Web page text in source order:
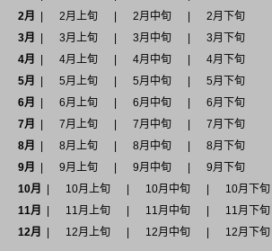
2月
2月上旬 2月中旬
2月下旬
3月
3月上旬 3月中旬
3月下旬
4月
4月上旬 4月中旬
4月下旬
5月
5月上旬 5月中旬
5月下旬
6月
6月上旬 6月中旬
6月下旬
7月
7月上旬 7月中旬
7月下旬
8月
8月上旬 8月中旬
8月下旬
9月
9月上旬 9月中旬
9月下旬
10月
10月上旬 10月中旬
10月下
11月
11月上旬 11月中旬
11月下
12月
12月上旬 12月中旬 12月下